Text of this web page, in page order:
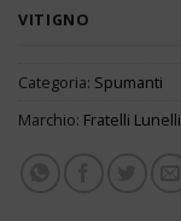
VITIGNO
Categoria: Spumanti
Marchio: Fratelli Lunelli